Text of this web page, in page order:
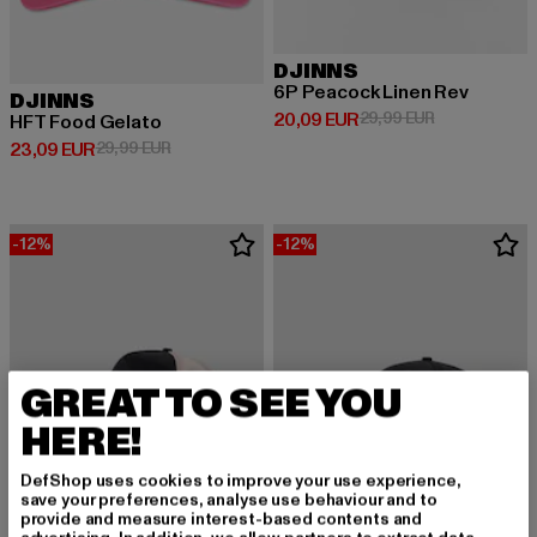
DJINNS
HFT Food Gelato
23,09 EUR
Derzeitiger Preis: 23,09 EUR
29,99 EURAktionspreis: 29,99 EUR
DJINNS
6P Peacock Linen Rev
20,09 EUR
Derzeitiger Preis: 20,09 EUR
29,99 EURAktionspreis:
-12% -12%
GREAT TO SEE YOU
HERE!
DefShop uses cookies to improve your use experience,
save your preferences, analyse use behaviour and to
provide and measure interest-based contents and